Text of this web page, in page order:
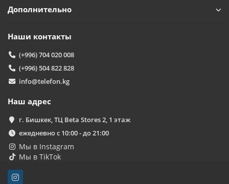
Дополнительно
Наши контакты
(+996) 704 020 008
(+996) 504 822 828
info@telefon.kg
Наш адрес
г. Бишкек, ТЦ Beta Stores 2, 1 этаж
ежедневно с 10:00 - до 21:00
Мы в Instagram
Мы в TikTok